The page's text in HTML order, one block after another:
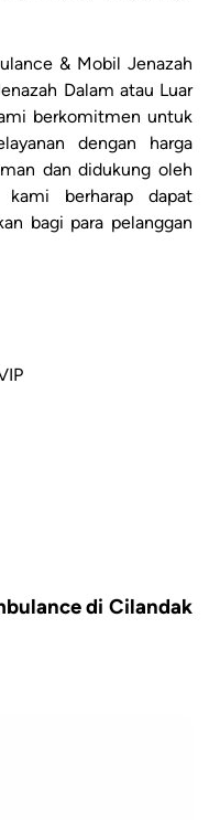
& Mobil Jenazah
Dalam atau Luar
berkomitmen untuk
dengan harga
dan didukung oleh
berharap dapat
bagi para pelanggan
di Cilandak